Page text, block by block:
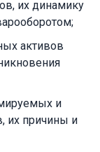
их динамику
активов
и
их причины и